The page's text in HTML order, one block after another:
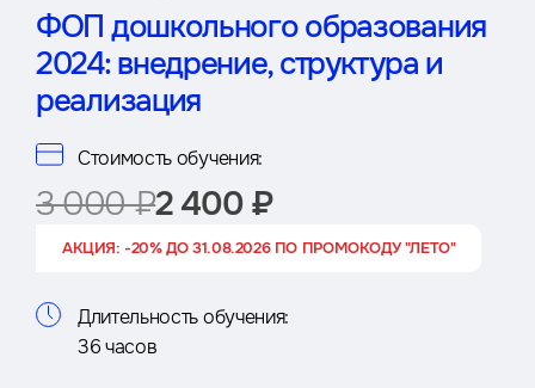
ФОП дошкольного образования
2024: внедрение, структура и
реализация
Стоимость обучения:
3 000 ₽2 400 ₽
АКЦИЯ: -20% ДО 31.08.2026 ПО ПРОМОКОДУ "ЛЕТО"
Длительность обучения:
36 часов